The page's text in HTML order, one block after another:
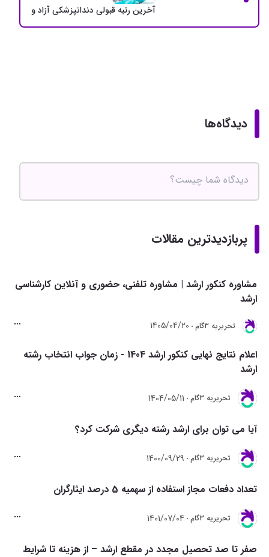
آخرین رتبه قبولی دندانپزشکی آزاد و دولتی +
دیدگاه‌ها
پربازدیدترین مقالات
مشاوره کنکور ارشد | مشاوره تلفنی، حضوری و آنلاین کارشناسی
ارشد
تحريريه 3گام 1405/04/20
اعلام نتایج نهایی کنکور ارشد 1404 - زمان جواب انتخاب رشته
ارشد
تحريريه 3گام 1404/05/11
آیا می توان برای ارشد رشته دیگری شرکت کرد؟
تحريريه 3گام 1400/09/29
تعداد دفعات مجاز استفاده از سهمیه 5 درصد ایثارگران
تحريريه 3گام 1401/07/04
صفر تا صد تحصیل مجدد در مقطع ارشد – از هزینه تا شرایط